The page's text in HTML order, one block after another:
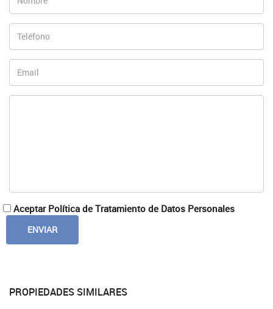
Aceptar Política de Tratamiento de Datos Personales
PROPIEDADES SIMILARES